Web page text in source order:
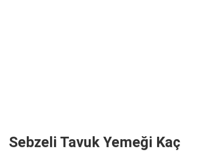
Sebzeli Tavuk Yemeği Kaç